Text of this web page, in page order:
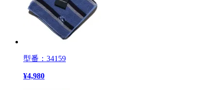
型番：34159
¥4,980